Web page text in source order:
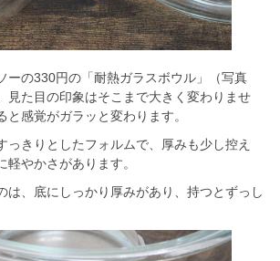
ーの330円の「耐熱ガラスボウル」（写真
見た目の印象はそこまで大きく変わりませ
と感覚がガラッと変わります。
っきりとしたフォルムで、厚みも少し控え
やかさがあります。
は、底にしっかり厚みがあり、持つとずっし